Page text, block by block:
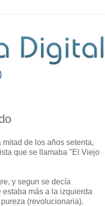
de los años setenta,
que se llamaba "El Viejo
y segun se decía
más a la izquierda
(revolucionaria).